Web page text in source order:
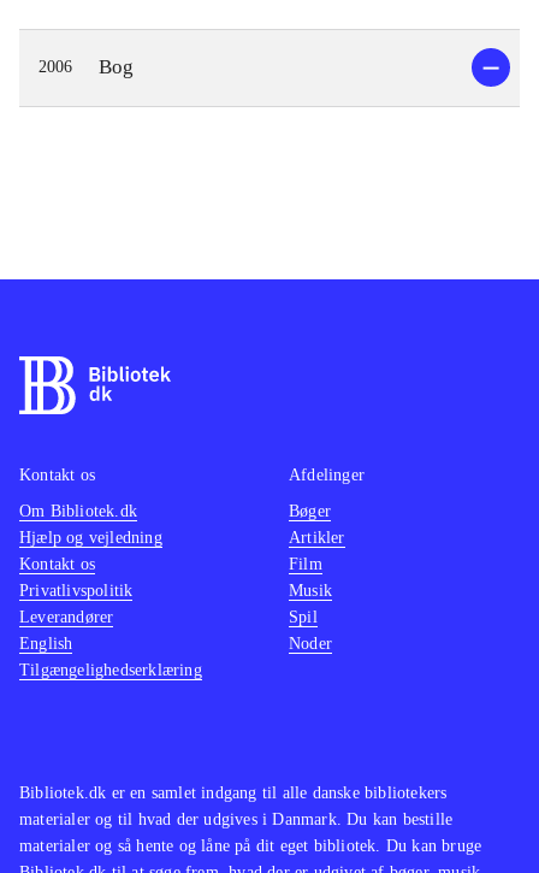
2006 Bog
Bibliotek.dk er en samlet indgang til alle danske bibliotekers
materialer og til hvad der udgives i Danmark. Du kan bestille
materialer og så hente og låne på dit eget bibliotek. Du kan bruge
Kontakt os
Om Bibliotek.dk
Hjælp og vejledning
Kontakt os
Privatlivspolitik
Leverandører
English
Tilgængelighedserklæring
Afdelinger
Bøger
Artikler
Film
Musik
Spil
Noder